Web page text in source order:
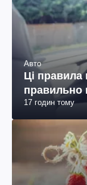
Авто
Ці правила
правильно
17 годин тому